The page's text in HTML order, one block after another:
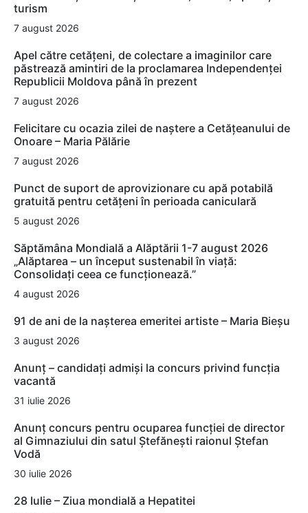
turism
7 august 2026
Apel către cetățeni, de colectare a imaginilor care
păstrează amintiri de la proclamarea Independenței
Republicii Moldova până în prezent
7 august 2026
Felicitare cu ocazia zilei de naștere a Cetățeanului de
Onoare – Maria Pălărie
7 august 2026
Punct de suport de aprovizionare cu apă potabilă
gratuită pentru cetățeni în perioada caniculară
5 august 2026
Săptămâna Mondială a Alăptării 1-7 august 2026
„Alăptarea – un început sustenabil în viață:
Consolidați ceea ce funcționează.”
4 august 2026
91 de ani de la nașterea emeritei artiste – Maria Bieșu
3 august 2026
Anunț – candidați admiși la concurs privind funcția
vacantă
31 iulie 2026
Anunț concurs pentru ocuparea funcției de director
al Gimnaziului din satul Ștefănești raionul Ștefan
Vodă
30 iulie 2026
28 Iulie – Ziua mondială a Hepatitei